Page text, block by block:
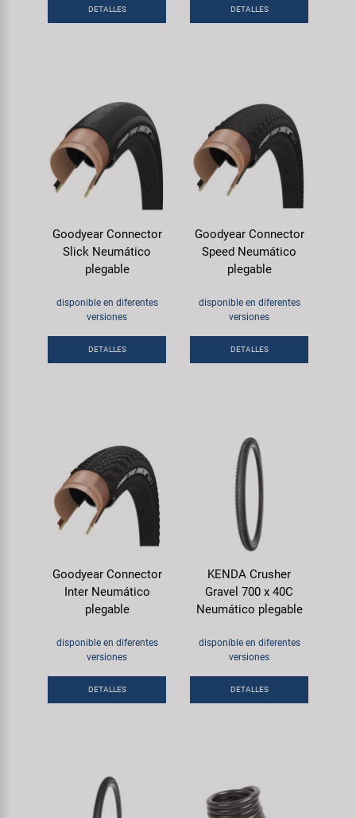
DETALLES DETALLES
Goodyear Connector
Slick Neumático
plegable
disponible en diferentes
versiones
DETALLES
Goodyear Connector
Speed Neumático
plegable
disponible en diferentes
versiones
DETALLES
Goodyear Connector
Inter Neumático
plegable
disponible en diferentes
versiones
DETALLES
KENDA Crusher
Gravel 700 x 40C
Neumático plegable
disponible en diferentes
versiones
DETALLES